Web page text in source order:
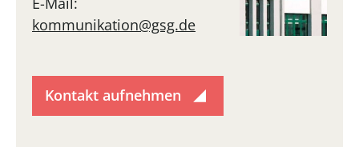
kommunikation@gsg.de
Kontakt aufnehmen